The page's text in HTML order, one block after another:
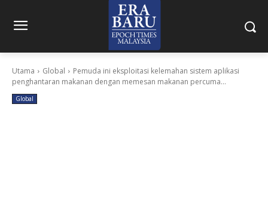
Utama Global
Pemuda ini eksploitasi kelemahan sistem aplikasi
penghantaran makanan dengan memesan makanan percuma...
Global